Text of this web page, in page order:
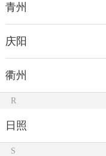
青州
庆阳
衢州
R
日照
S